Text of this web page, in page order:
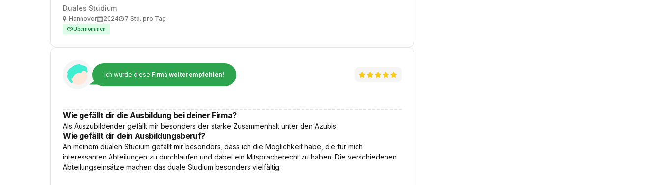
Duales Studium
OrtHannoverAusbildungsbeginn
2024Arbeitszeit
7 Std. pro Tag
Übernommen
Ich würde diese Firma weiterempfehlen!
Wie gefällt dir die Ausbildung bei deiner Firma?
Als Auszubildender gefällt mir besonders der starke Zusammenhalt unter den Azubis.
Wie gefällt dir dein Ausbildungsberuf?
An meinem dualen Studium gefällt mir besonders, dass ich die Möglichkeit habe, die für mich
interessanten Abteilungen zu durchlaufen und dabei ein Mitspracherecht zu haben. Die verschiedenen
Abteilungseinsätze machen das duale Studium besonders vielfältig.